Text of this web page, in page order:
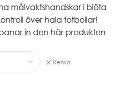
målvaktshandskar i blöta
över hala fotbollar!
in den här produkten
Rensa